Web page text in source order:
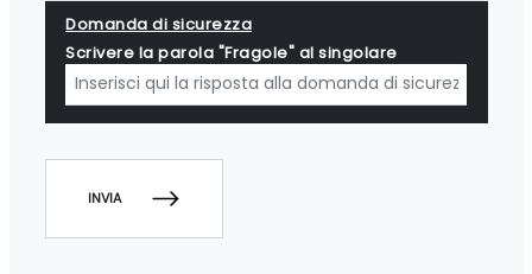
Domanda di sicurezza
Scrivere la parola "Fragole" al singolare
INVIA